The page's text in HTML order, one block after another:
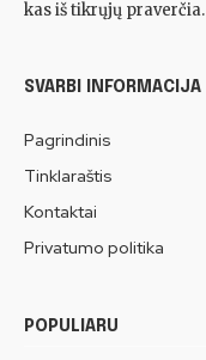
kas iš tikrųjų praverčia.
SVARBI INFORMACIJA
Pagrindinis
Tinklaraštis
Kontaktai
Privatumo politika
POPULIARU